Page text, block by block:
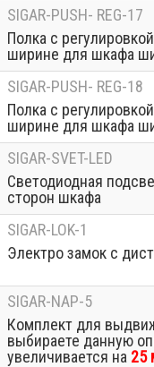
SIGAR-PUSH- REG-17
Полка с
ширине для шкафа
SIGAR-PUSH- REG-18
Полка с
ширине для шкафа
SIGAR-SVET-LED
Светодиодная
сторон шкафа
SIGAR-LOK-1
Электро замок с
SIGAR-NAP-5
Комплект для
выбираете данную
увеличивается на 25